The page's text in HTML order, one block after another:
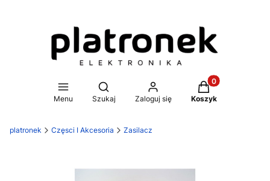
Menu
Otwórz wyszukiwarkę
Szukaj Zaloguj się
Produkty w
Koszyk
platronek Częsci I Akcesoria Zasilacz